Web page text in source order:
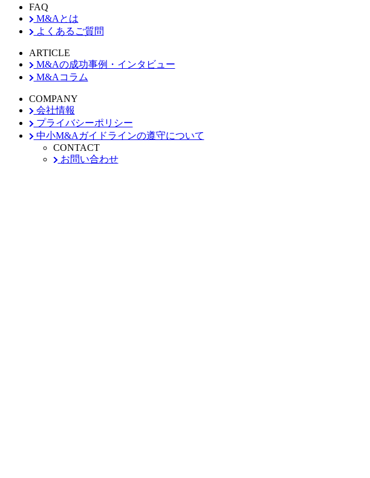
FAQ
M&Aとは
よくあるご質問
ARTICLE
M&Aの成功事例・インタビュー
M&Aコラム
COMPANY
会社情報
プライバシーポリシー
中小M&Aガイドラインの遵守について
CONTACT
お問い合わせ